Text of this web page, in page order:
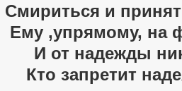
Смириться и
Ему ,упрямому, на
И от надежды
Кто запретит